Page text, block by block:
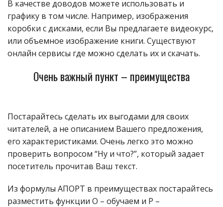
В качестве доводов можете использовать и
графику в том числе. Например, изображения
коробки с дисками, если Вы предлагаете видеокурс,
или объемное изображение книги. Существуют
онлайн сервисы где можно сделать их и скачать.
Очень важный пункт – преимущества
Постарайтесь сделать их выгодами для своих
читателей, а не описанием Вашего предложения,
его характеристиками. Очень легко это можно
проверить вопросом “Ну и что?”, который задает
посетитель прочитав Ваш текст.
Из формулы АПОРТ в преимуществах постарайтесь
разместить функции О – обучаем и Р –